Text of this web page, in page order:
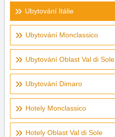
Ubytování Itálie
Ubytování Monclassico
Ubytování Oblast Val di Sole
Ubytování Dimaro
Hotely Monclassico
Hotely Oblast Val di Sole